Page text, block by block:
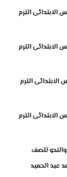
رقم 3 للصف الخامس الابتدائى الترم
رقم 2 للصف الخامس الابتدائى الترم
رقم 1 للصف الخامس الابتدائى الترم
رقم 5 للصف الخامس الابتدائى الترم
والنحو للصف